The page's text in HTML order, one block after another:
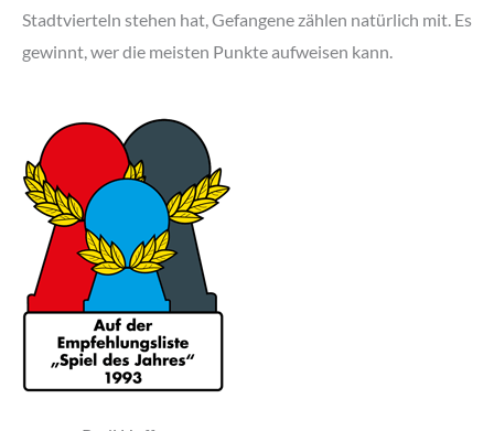
Stadtvierteln stehen hat, Gefangene zählen natürlich mit. Es
gewinnt, wer die meisten Punkte aufweisen kann.